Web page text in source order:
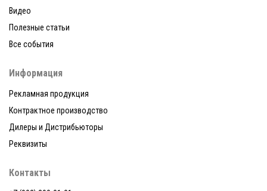
Видео
Полезные статьи
Все события
Информация
Рекламная продукция
Контрактное производство
Дилеры и Дистрибьюторы
Реквизиты
Контакты